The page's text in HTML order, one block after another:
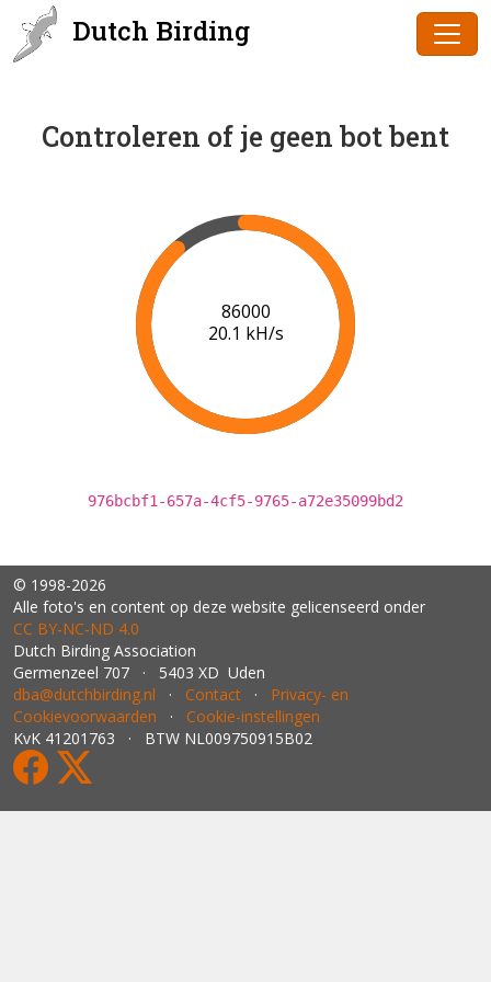
Dutch Birding
Controleren of je geen bot bent
87000
20.1 kH/s
976bcbf1-657a-4cf5-9765-a72e35099bd2
© 1998-2026
Alle foto's en content op deze website gelicenseerd onder
CC BY‑NC‑ND 4.0
Dutch Birding Association
Germenzeel 707 · 5403 XD Uden
dba@dutchbirding.nl · Contact · Privacy- en
Cookievoorwaarden · Cookie-instellingen
KvK 41201763 · BTW NL009750915B02